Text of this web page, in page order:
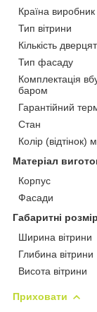
Країна виробник
Тип вітрини
Кількість дверцят
Тип фасаду
Комплектація
баром
Гарантійний
Стан
Колір (відтінок)
Матеріал
Корпус
Фасади
Габаритні
Ширина вітрини
Глибина вітрини
Висота вітрини
Приховати